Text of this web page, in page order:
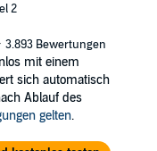
2
3.893 Bewertungen
mit einem
sich automatisch
Ablauf des
gelten.